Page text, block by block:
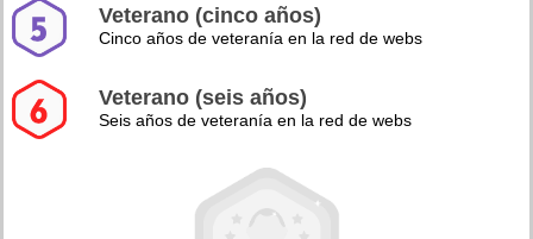
Veterano (cinco años)
Cinco años de veteranía en la red de webs
Veterano (seis años)
Seis años de veteranía en la red de webs